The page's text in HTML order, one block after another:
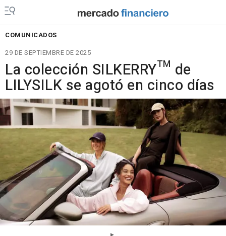
COMUNICADOS
29 DE SEPTIEMBRE DE 2025
La colección SILKERRY™ de
LILYSILK se agotó en cinco días